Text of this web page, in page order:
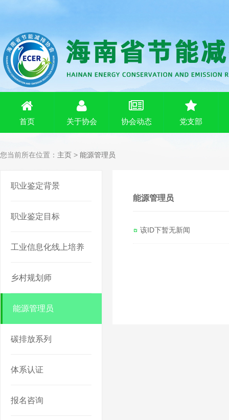
首页 关于协会 协会动态 党支部
您当前所在位置： 主页 > 能源管理员
职业鉴定背景
职业鉴定目标
工业信息化线上培养
乡村规划师
能源管理员
碳排放系列
体系认证
报名咨询
能源管理员
该ID下暂无新闻